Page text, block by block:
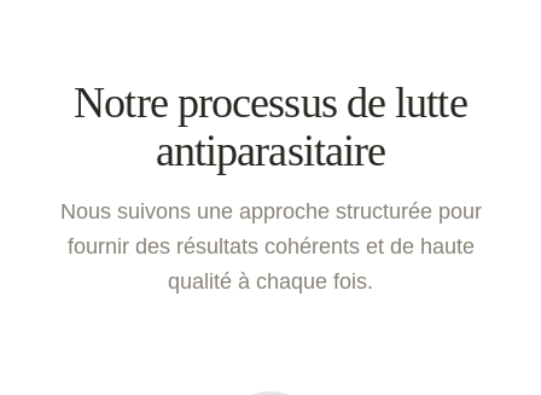
Notre processus de lutte
antiparasitaire
Nous suivons une approche structurée pour
fournir des résultats cohérents et de haute
qualité à chaque fois.